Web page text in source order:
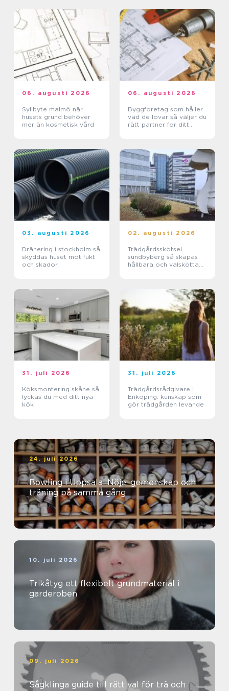
06. augusti 2026
Syllbyte malmö när
husets grund behöver
mer än kosmetisk vård
06. augusti 2026
Byggföretag som håller
vad de lovar så väljer du
rätt partner för ditt
03. augusti 2026
Dränering i stockholm så
skyddas huset mot fukt
och skador
02. augusti 2026
Trädgårdsskötsel
sundbyberg så skapas
hållbara och välskötta
31. juli 2026
Köksmontering skåne så
lyckas du med ditt nya
kök
31. juli 2026
Trädgårdsrådgivare i
Enköping: kunskap som
gör trädgården levande
24. juli 2026
Bowling i Uppsala: Nöje, gemenskap och
träning på samma gång
10. juli 2026
Trikåtyg ett flexibelt grundmaterial i
garderoben
09. juli 2026
Sågklinga guide till rätt val för trä och